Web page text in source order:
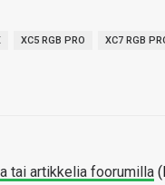
XC5 RGB PRO XC7 RGB
tai artikkelia foorumilla